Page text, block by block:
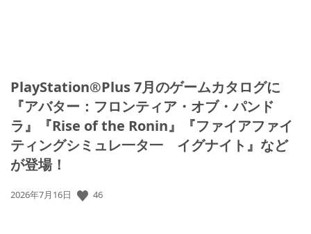
PlayStation®Plus 7月のゲームカタログに
『アバター：フロンティア・オブ・パンド
ラ』『Rise of the Ronin』『ファイアファイ
ティングシミュレ一タ一 イグナイト』など
が登場！
公
2026年7月16日 46